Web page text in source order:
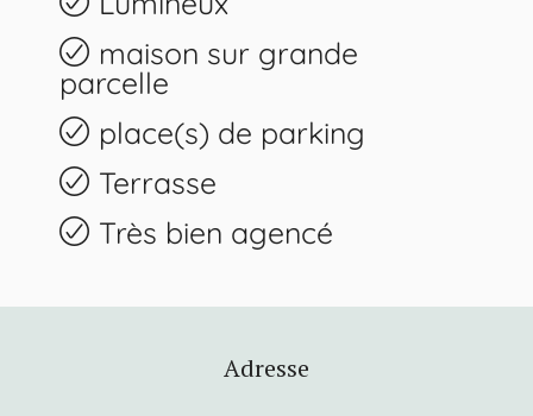
maison sur grande
parcelle
place(s) de parking
Terrasse
Très bien agencé
Adresse